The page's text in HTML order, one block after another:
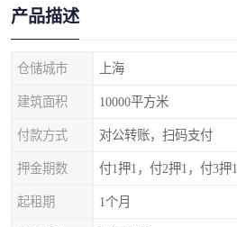
产品描述
仓储城市 上海
建筑面积 10000平方米
付款方式 对公转账，扫码支付
押金期数 付1押1，付2押1，付3押1
起租期 1个月